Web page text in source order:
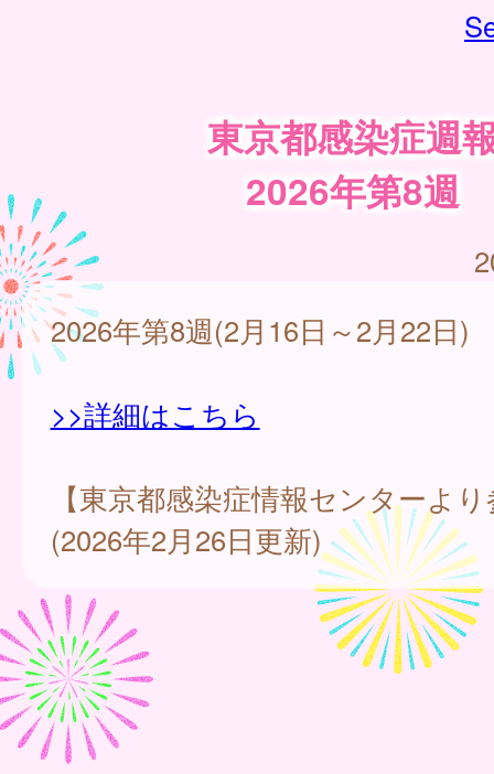
東京都感染症週
2026年第8週
2026年第8週(2月16日～2月22日)
>>詳細はこちら
【東京都感染症情報センターよ
(2026年2月26日更新)